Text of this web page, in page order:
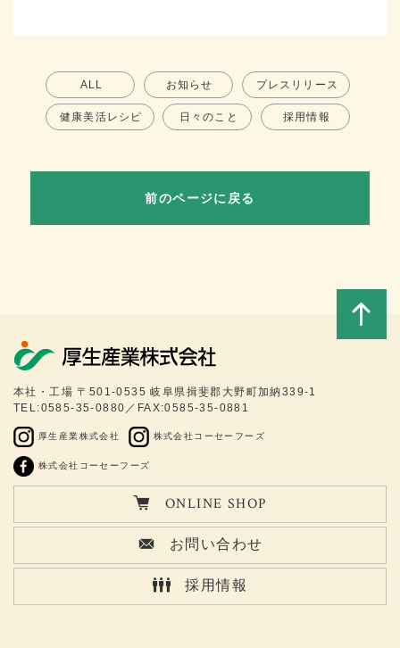
ALL お知らせ プレスリリース
健康美活レシピ 日々のこと 採用情報
前のページに戻る
本社・工場 〒501-0535 岐阜県揖斐郡大野町加納339-1
TEL:0585-35-0880／FAX:0585-35-0881
厚生産業株式会社 株式会社コーセーフーズ
株式会社コーセーフーズ
ONLINE SHOP
お問い合わせ
採用情報